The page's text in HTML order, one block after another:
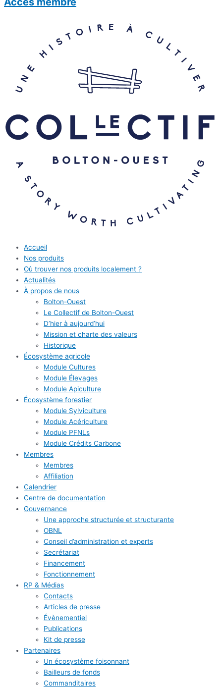
Accueil
Nos produits
Où trouver nos produits localement ?
Actualités
À propos de nous
Bolton-Ouest
Le Collectif de Bolton-Ouest
D’hier à aujourd’hui
Mission et charte des valeurs
Historique
Écosystème agricole
Module Cultures
Module Élevages
Module Apiculture
Écosystème forestier
Module Sylviculture
Module Acériculture
Module PFNLs
Module Crédits Carbone
Membres
Membres
Affiliation
Calendrier
Centre de documentation
Gouvernance
Une approche structurée et structurante
OBNL
Conseil d’administration et experts
Secrétariat
Financement
Fonctionnement
RP & Médias
Contacts
Articles de presse
Évènementiel
Publications
Kit de presse
Partenaires
Un écosystème foisonnant
Bailleurs de fonds
Commanditaires